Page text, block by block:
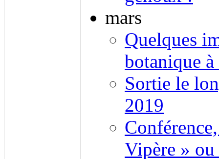
mars
Quelques
botanique
Sortie le
2019
Vipère » ou